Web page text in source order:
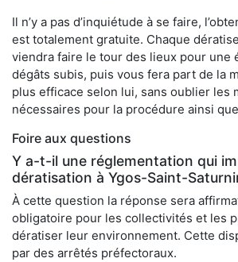
Il n’y a pas d’inquiétude à se faire,
est totalement gratuite. Chaque
viendra faire le tour des lieux pour une
dégâts subis, puis vous fera part de la
plus efficace selon lui, sans oublier les
nécessaires pour la procédure ainsi
Foire aux questions
Y a-t-il une réglementation qui
dératisation à Ygos-Saint-
À cette question la réponse sera
obligatoire pour les collectivités et les
dératiser leur environnement. Cette
par des arrêtés préfectoraux.